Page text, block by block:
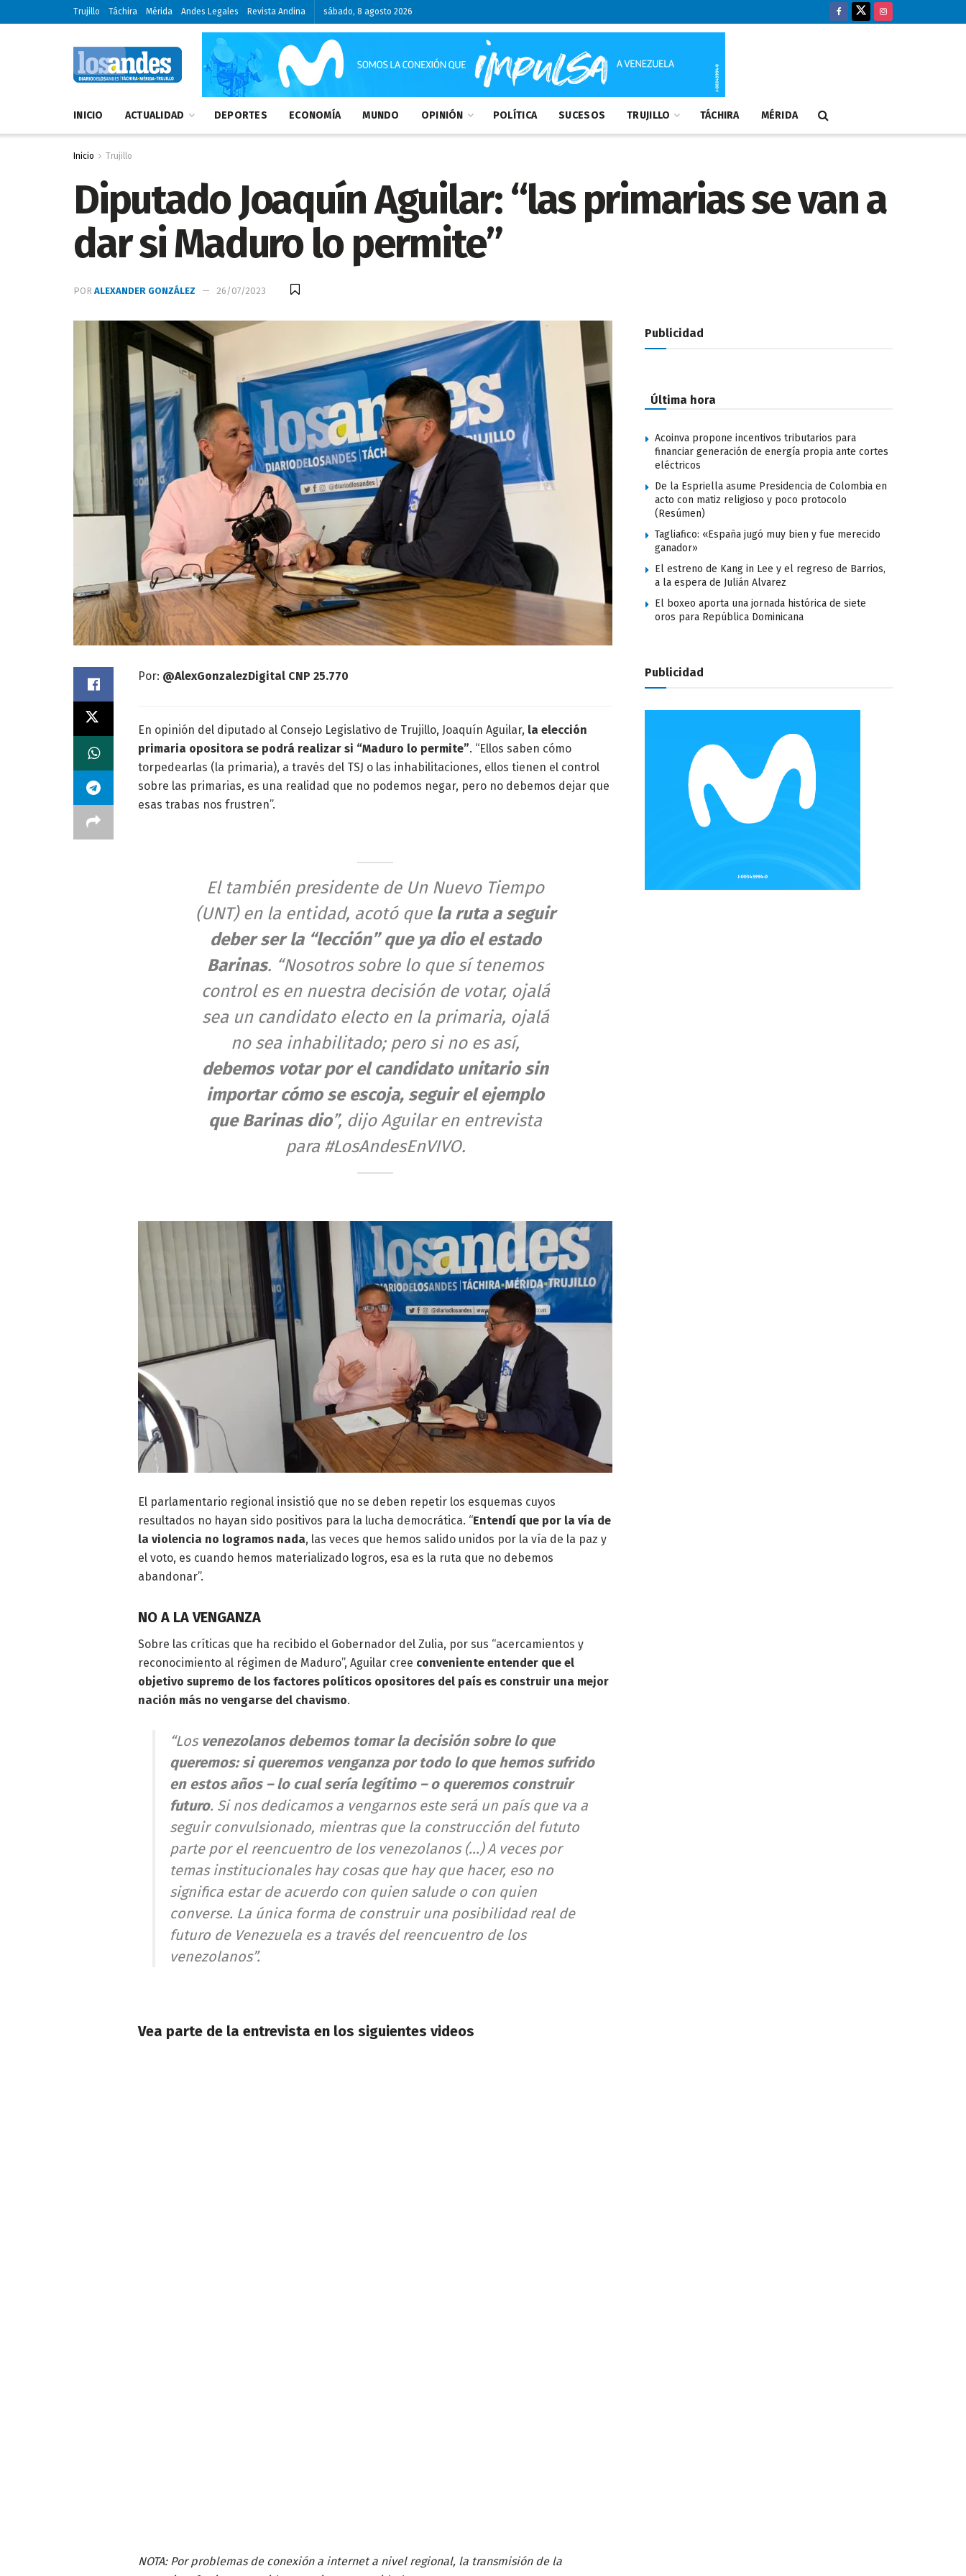
Trujillo Táchira Mérida Andes Legales Revista Andina sábado, 8 agosto 2026
INICIO ACTUALIDAD DEPORTES ECONOMÍA MUNDO OPINIÓN POLÍTICA SUCESOS TRUJILLO TÁCHIRA MÉRIDA
Inicio Trujillo
Diputado Joaquín Aguilar: “las primarias se van a
dar si Maduro lo permite”
POR ALEXANDER GONZÁLEZ 26/07/2023
Por: @AlexGonzalezDigital CNP 25.770
En opinión del diputado al Consejo Legislativo de Trujillo, Joaquín Aguilar, la elección
primaria opositora se podrá realizar si “Maduro lo permite”. “Ellos saben cómo
torpedearlas (la primaria), a través del TSJ o las inhabilitaciones, ellos tienen el control
sobre las primarias, es una realidad que no podemos negar, pero no debemos dejar que
esas trabas nos frustren”.
El también presidente de Un Nuevo Tiempo
(UNT) en la entidad, acotó que la ruta a seguir
deber ser la “lección” que ya dio el estado
Barinas. “Nosotros sobre lo que sí tenemos
control es en nuestra decisión de votar, ojalá
sea un candidato electo en la primaria, ojalá
no sea inhabilitado; pero si no es así,
debemos votar por el candidato unitario sin
importar cómo se escoja, seguir el ejemplo
que Barinas dio”, dijo Aguilar en entrevista
para #LosAndesEnVIVO.
El parlamentario regional insistió que no se deben repetir los esquemas cuyos
resultados no hayan sido positivos para la lucha democrática. “Entendí que por la vía de
la violencia no logramos nada, las veces que hemos salido unidos por la vía de la paz y
el voto, es cuando hemos materializado logros, esa es la ruta que no debemos
abandonar”.
NO A LA VENGANZA
Sobre las críticas que ha recibido el Gobernador del Zulia, por sus “acercamientos y
reconocimiento al régimen de Maduro”, Aguilar cree conveniente entender que el
objetivo supremo de los factores políticos opositores del país es construir una mejor
nación más no vengarse del chavismo.
“Los venezolanos debemos tomar la decisión sobre lo que
queremos: si queremos venganza por todo lo que hemos sufrido
en estos años – lo cual sería legítimo – o queremos construir
futuro. Si nos dedicamos a vengarnos este será un país que va a
seguir convulsionado, mientras que la construcción del fututo
parte por el reencuentro de los venezolanos (…) A veces por
temas institucionales hay cosas que hay que hacer, eso no
significa estar de acuerdo con quien salude o con quien
converse. La única forma de construir una posibilidad real de
futuro de Venezuela es a través del reencuentro de los
venezolanos”.
Vea parte de la entrevista en los siguientes videos
NOTA: Por problemas de conexión a internet a nivel regional, la transmisión de la
Publicidad
Última hora
Acoinva propone incentivos tributarios para
financiar generación de energía propia ante cortes
eléctricos
De la Espriella asume Presidencia de Colombia en
acto con matiz religioso y poco protocolo
(Resúmen)
Tagliafico: «España jugó muy bien y fue merecido
ganador»
El estreno de Kang in Lee y el regreso de Barrios,
a la espera de Julián Alvarez
El boxeo aporta una jornada histórica de siete
oros para República Dominicana
Publicidad